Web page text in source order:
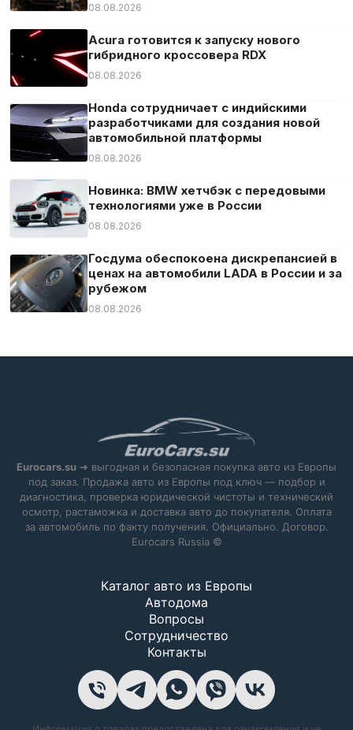
08.08.2026
Acura готовится к запуску нового
гибридного кроссовера RDX
08.08.2026
Honda сотрудничает с индийскими
разработчиками для создания новой
автомобильной платформы
08.08.2026
Новинка: BMW хетчбэк с передовыми
технологиями уже в России
08.08.2026
Госдума обеспокоена дискрепансией в
ценах на автомобили LADA в России и за
рубежом
08.08.2026
Eurocars.su ➜ выгодная и безопасная покупка авто из Европы
под заказ. Продажа авто из Европы под ключ — подбор и
диагностика, проверка юридической чистоты и технический
осмотр, растаможка и доставка авто до покупателя. Оплата
за автомобиль по факту получения. Официально. Договор.
Eurocars Russia ©
Каталог авто из Европы
Автодома
Вопросы
Сотрудничество
Контакты